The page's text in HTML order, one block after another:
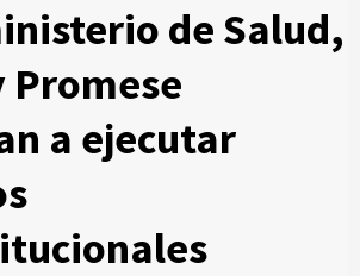
de Salud,
Promese
a ejecutar